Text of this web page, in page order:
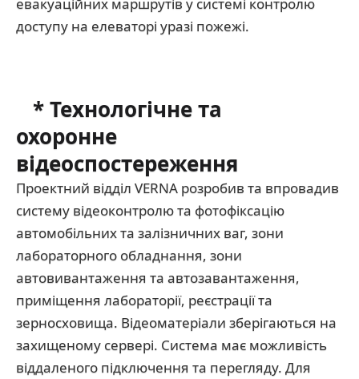
доступу на елеваторі уразі пожежі.
* Технологічне та
охоронне
відеоспостереження
Проектний відділ VERNA розробив та впровадив
систему відеоконтролю та фотофіксацію
автомобільних та залізничних ваг, зони
лабораторного обладнання, зони
автовивантаження та автозавантаження,
приміщення лабораторії, реєстрації та
зерносховища. Відеоматеріали зберігаються на
захищеному сервері. Система має можливість
віддаленого підключення та перегляду. Для